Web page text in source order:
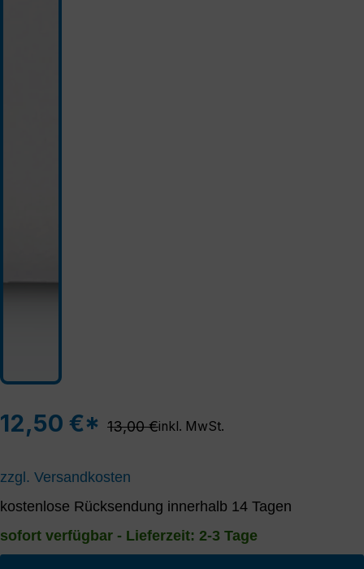
12,50 €* Regulärer Preis:
13,00 €inkl. MwSt.
zzgl. Versandkosten
kostenlose Rücksendung innerhalb 14 Tagen
sofort verfügbar - Lieferzeit: 2-3 Tage